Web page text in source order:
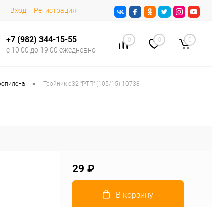
Вход Регистрация
+7 (982) 344-15-55
с 10:00 до 19:00 ежедневно
0 0 0
• Тройник d32 "РТП" (105/15) 10738
29 ₽
В корзину